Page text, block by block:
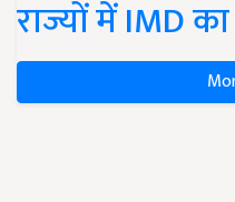
राज्यों में IMD